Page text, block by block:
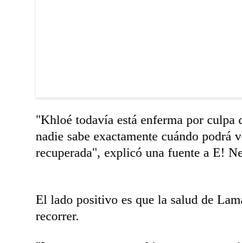
"Khloé todavía está enferma por
nadie sabe exactamente cuándo podrá
recuperada", explicó una fuente a E!
El lado positivo es que la salud de
recorrer.